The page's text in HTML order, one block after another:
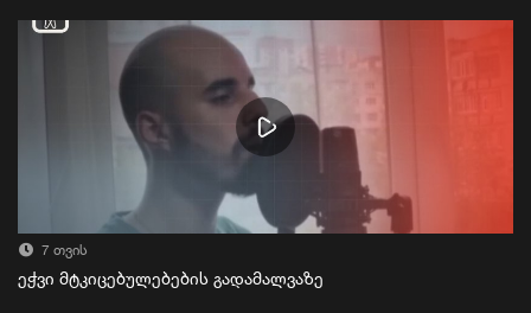
7 თვის
ეჭვი მტკიცებულებების გადამალვაზე